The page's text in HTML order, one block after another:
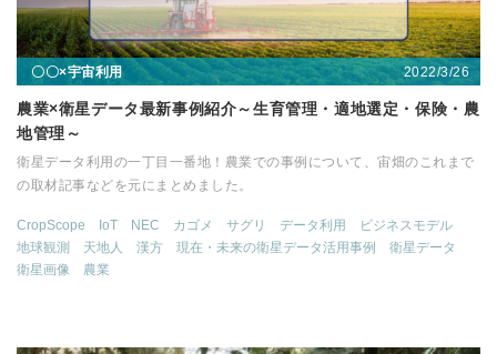
〇〇×宇宙利用 2022/3/26
農業×衛星データ最新事例紹介～生育管理・適地選定・保険・農
地管理～
衛星データ利用の一丁目一番地！農業での事例について、宙畑のこれまで
の取材記事などを元にまとめました。
CropScope IoT NEC カゴメ サグリ データ利用
ビジネスモデル
地球観測
天地人 漢方 現在・未来の衛星データ活用事例
衛星データ
衛星画像
農業